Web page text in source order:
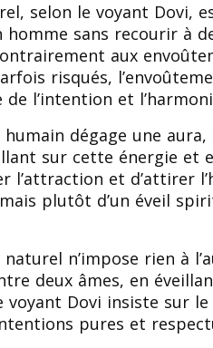
selon le voyant Dovi,
sans recourir à
aux
risqués,
l’intention et
dégage une
sur cette énergie et
l’attraction et d’attirer
plutôt d’un éveil
naturel n’impose rien à
deux âmes, en
voyant Dovi insiste sur
pures et